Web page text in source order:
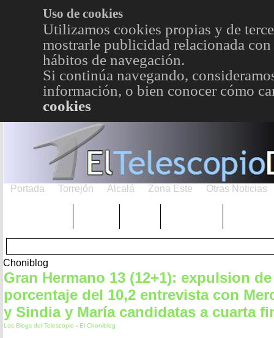
Uso de cookies
Utilizamos cookies propias y de
mostrarle publicidad relacionada
hábitos de navegación.
Si continúa navegando,
información, o bien conocer cómo
cookies
Portada Torrejón Alcalá Zona Este Otras Noticias
Choniblog
Gran Hermano 13 (12+1): expulsion
porcentaje del 10,2 entrevista con
y Sindia y María candidatas a cuarta
Los Blogs del Telescopio - El Choniblog